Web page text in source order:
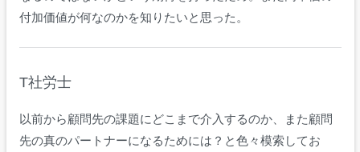
付加価値が何なのかを知りたいと思った。
T社労士
以前から顧問先の課題にどこまで介入するのか、また顧問
先の真のパートナーになるためには？と色々模索してお